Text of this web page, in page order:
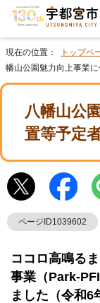
現在の位置： トップペ
幡山公園魅力向上事業
八幡山公
置等予定
ページID1039602
ココロ高鳴る
事業（Park-
ました（令和6